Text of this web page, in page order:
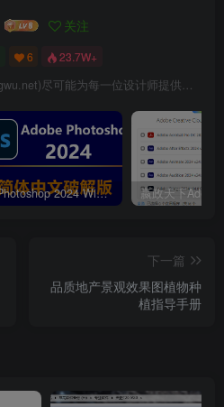
关注
6 23.7W+
Photoshop 2024 Win|Mac 简体中文破解版安装包下载及安装教程
下一篇
品质地产景观效果图植物种
植指导手册